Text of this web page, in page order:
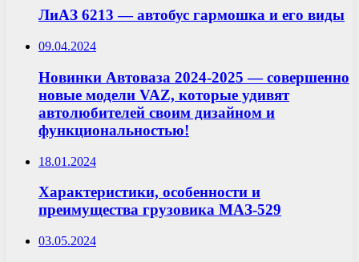
ЛиАЗ 6213 — автобус гармошка и его виды
09.04.2024
Новинки Автоваза 2024-2025 — совершенно
новые модели VAZ, которые удивят
автолюбителей своим дизайном и
функциональностью!
18.01.2024
Характеристики, особенности и
преимущества грузовика МАЗ-529
03.05.2024